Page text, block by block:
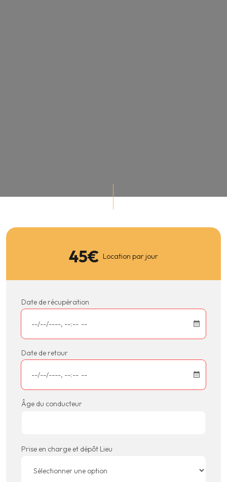
45€ Location par jour
Date de récupération
Date de retour
Âge du conducteur
Prise en charge et dépôt Lieu